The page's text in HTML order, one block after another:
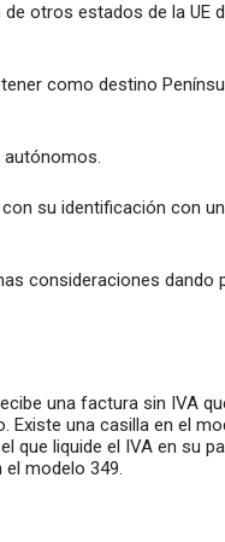
otros estados de la UE
como destino
autónomos.
su identificación con
consideraciones dando
una factura sin IVA
una casilla en el
que liquide el IVA en su
modelo 349.